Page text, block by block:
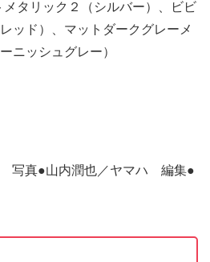
タリック２（シルバー）、ビビ
ッド）、マットダークグレーメ
ニッシュグレー）
写真●山内潤也／ヤマハ 編集●